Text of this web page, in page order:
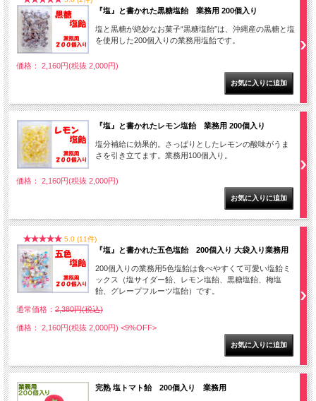
『塩』と書かれた黒糖塩飴 業務用 200個入り
塩と黒糖が絶妙なお菓子“黒糖塩飴”は、沖縄産の黒糖と塩
を使用した200個入りの業務用塩飴です。
価格： 2,160円(税抜 2,000円)
『塩』と書かれたレモン塩飴 業務用 200個入り
塩分補給に効果的。さっぱりとしたレモンの酸味がうま
さを引き立てます。業務用100個入り。
価格： 2,160円(税抜 2,000円)
5.0 (11件)
『塩』と書かれた五色塩飴 200個入り 大袋入り業務用
200個入りの業務用5色塩飴は食べやすくて可愛い塩飴ミ
ックス（塩サイダー飴、レモン塩飴、黒糖塩飴、梅塩
飴、グレープフルーツ塩飴）です。
通常価格： 2,380円(税込)
価格： 2,160円(税抜 2,000円) <9%OFF>
完熟 塩トマト飴 200個入り 業務用